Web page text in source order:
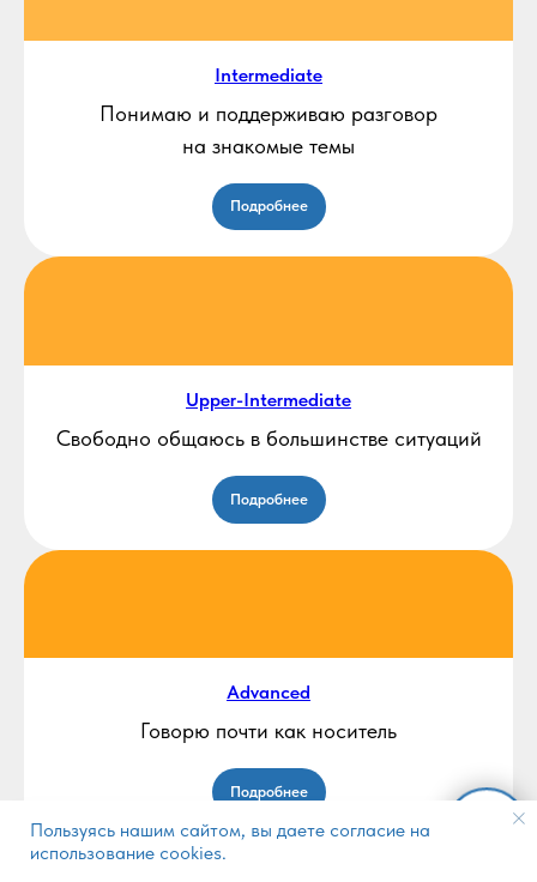
Intermediate
Понимаю и поддерживаю разговор
на знакомые темы
Подробнее
Upper-Intermediate
Свободно общаюсь в большинстве ситуаций
Подробнее
Advanced
Говорю почти как носитель
Подробнее
Пользуясь нашим сайтом, вы даете согласие на
использование cookies.